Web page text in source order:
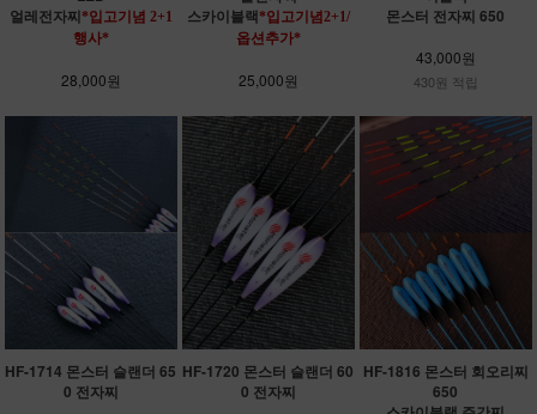
얼레전자찌*입고기념 2+1
행사*
28,000원
스카이블랙*입고기념2+1/
옵션추가*
25,000원
몬스터 전자찌 650
43,000원
430원 적립
HF-1714 몬스터 슬랜더 65
0 전자찌
HF-1720 몬스터 슬랜더 60
0 전자찌
HF-1816 몬스터 회오리찌
650